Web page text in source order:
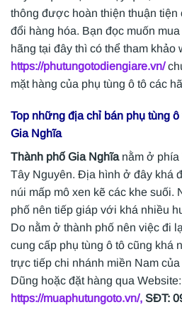
thông được hoàn thiện thuận tiện
đổi hàng hóa. Bạn đọc muốn
hãng tại đây thì có thể tham khảo
https://phutungotodiengiare.vn/
mặt hàng của phụ tùng ô tô các
Top những địa chỉ bán phụ tùng ô
Gia Nghĩa
Thành phố Gia Nghĩanằm ở phía
Tây Nguyên. Địa hình ở đây khá
núi mấp mô xen kẽ các khe suối.
phố nên tiếp giáp với khá nhiều
Do nằm ở thành phố nên việc đi
cung cấp phụ tùng ô tô cũng khá
trực tiếp chi nhánh miền Nam
Dũng hoặc đặt hàng qua Website:
https://muaphutungoto.vn/, SĐT: